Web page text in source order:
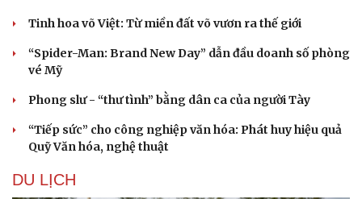
Tinh hoa võ Việt: Từ miền đất võ vươn ra thế giới
“Spider-Man: Brand New Day” dẫn đầu doanh số phòng
vé Mỹ
Phong slư - “thư tình” bằng dân ca của người Tày
“Tiếp sức” cho công nghiệp văn hóa: Phát huy hiệu quả
Quỹ Văn hóa, nghệ thuật
DU LỊCH